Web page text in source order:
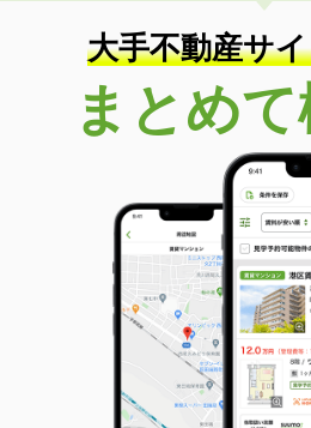
大手不動産サ
まとめて